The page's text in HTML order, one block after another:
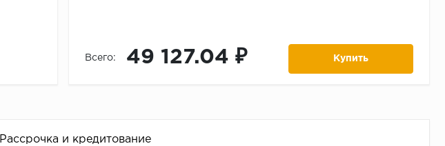
Всего: 49 127.04 ₽ Купить
Рассрочка и кредитование